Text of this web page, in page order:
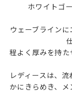
ホワイトゴ
ウェーブライン
程よく厚みを持
レディースは、
かにきらめき、